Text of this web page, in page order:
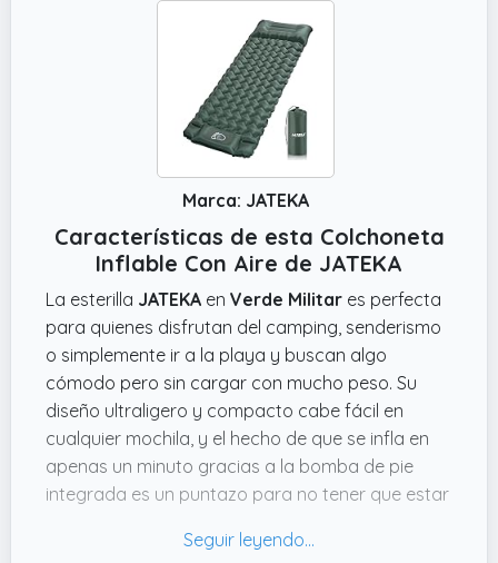
Marca: JATEKA
Características de esta Colchoneta
Inflable Con Aire de JATEKA
La esterilla JATEKA en Verde Militar es perfecta
para quienes disfrutan del camping, senderismo
o simplemente ir a la playa y buscan algo
cómodo pero sin cargar con mucho peso. Su
diseño ultraligero y compacto cabe fácil en
cualquier mochila, y el hecho de que se infla en
apenas un minuto gracias a la bomba de pie
integrada es un puntazo para no tener que estar